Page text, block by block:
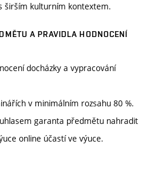
širším kulturním kontextem.
A PRAVIDLA HODNOCENÍ
docházky a vypracování
v minimálním rozsahu 80 %.
garanta předmětu nahradit
online účastí ve výuce.